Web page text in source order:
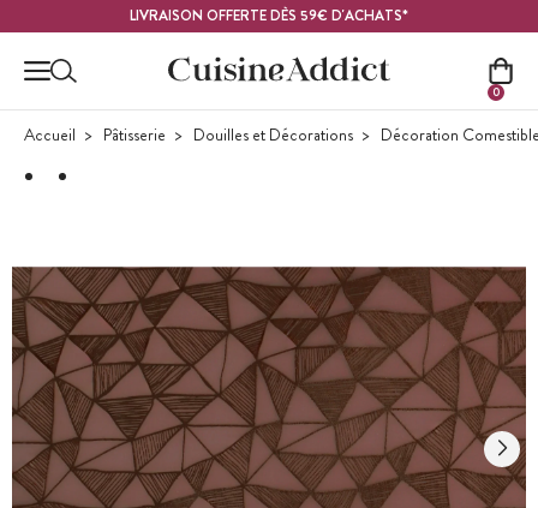
LIVRAISON OFFERTE DÈS 59€ D'ACHATS*
0
Accueil Pâtisserie Douilles et Décorations Décoration